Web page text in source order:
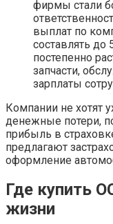
фирмы стали
выплат по
составлять до
постепенно
запчасти,
зарплаты
Компании не хотят
денежные потери,
прибыль в
предлагают
оформление
Где купить
жизни